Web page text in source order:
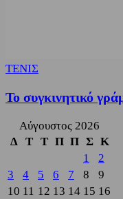
ΤΕΝΙΣ
Το συγκινητικό
Αύγουστος 2026
Δ
Τ Τ Π Π Σ Κ
1
2
3
4 5 6 7 8
9
10 11 12 13 14 15 16